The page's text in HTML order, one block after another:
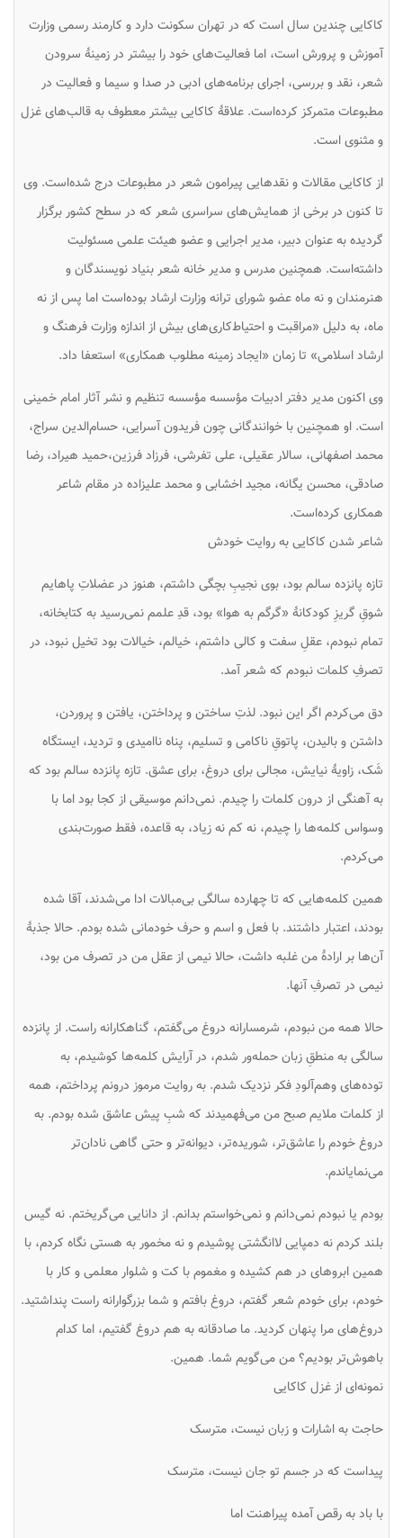
کاکایی چندین سال است که در تهران سکونت دارد و کارمند رسمی وزارت
آموزش و پرورش است، اما فعالیت‌های خود را بیشتر در زمینهٔ سرودن
شعر، نقد و بررسی، اجرای برنامه‌های ادبی در صدا و سیما و فعالیت در
مطبوعات متمرکز کرده‌است. علاقهٔ کاکایی بیشتر معطوف به قالب‌های غزل
و مثنوی است.
از کاکایی مقالات و نقدهایی پیرامون شعر در مطبوعات درج شده‌است. وی
تا کنون در برخی از همایش‌های سراسری شعر که در سطح کشور برگزار
گردیده به عنوان دبیر، مدیر اجرایی و عضو هیئت علمی مسئولیت
داشته‌است. همچنین مدرس و مدیر خانه شعر بنیاد نویسندگان و
هنرمندان و نه ماه عضو شورای ترانه وزارت ارشاد بوده‌است اما پس از نه
ماه، به دلیل «مراقبت و احتیاط‌کاری‌های بیش از اندازه وزارت فرهنگ و
ارشاد اسلامی» تا زمان «ایجاد زمینه مطلوب همکاری» استعفا داد.
وی اکنون مدیر دفتر ادبیات مؤسسه مؤسسه تنظیم و نشر آثار امام خمینی
است. او همچنین با خوانندگانی چون فریدون آسرایی، حسام‌الدین سراج،
محمد اصفهانی، سالار عقیلی، علی تفرشی، فرزاد فرزین،حمید هیراد، رضا
صادقی، محسن یگانه، مجید اخشابی و محمد علیزاده در مقام شاعر
همکاری کرده‌است.
شاعر شدن کاکایی به روایت خودش
تازه پانزده سالم بود، بوی نجیبِ بچگی داشتم، هنوز در عضلاتِ پاهایم
شوقِ گریزِ کودکانهٔ «گرگم به هوا» بود، قدِ علمم نمی‌رسید به کتابخانه،
تمام نبودم، عقلِ سفت و کالی داشتم، خیالم، خیالات بود تخیل نبود، در
تصرفِ کلمات نبودم که شعر آمد.
دق می‌کردم اگر این نبود. لذتِ ساختن و پرداختن، یافتن و پروردن،
داشتن و بالیدن، پاتوقِ ناکامی و تسلیم، پناه ناامیدی و تردید، ایستگاه
شَک، زاویهٔ نیایش، مجالی برای دروغ، برای عشق. تازه پانزده سالم بود که
به آهنگی از درون کلمات را چیدم. نمی‌دانم موسیقی از کجا بود اما با
وسواس کلمه‌ها را چیدم، نه کم نه زیاد، به قاعده، فقط صورت‌بندی
می‌کردم.
همین کلمه‌هایی که تا چهارده سالگی بی‌مبالات ادا می‌شدند، آقا شده
بودند، اعتبار داشتند. با فعل و اسم و حرف خودمانی شده بودم. حالا جذبهٔ
آن‌ها بر ارادهٔ من غلبه داشت، حالا نیمی از عقل من در تصرف من بود،
نیمی در تصرفِ آنها.
حالا همه من نبودم، شرمسارانه دروغ می‌گفتم، گناهکارانه راست. از پانزده
سالگی به منطقِ زبان حمله‌ور شدم، در آرایش کلمه‌ها کوشیدم، به
توده‌های وهم‌آلودِ فکر نزدیک شدم. به روایت مرموز درونم پرداختم، همه
از کلمات ملایم صبح من می‌فهمیدند که شبِ پیش عاشق شده بودم. به
دروغ خودم را عاشق‌تر، شوریده‌تر، دیوانه‌تر و حتی گاهی نادان‌تر
می‌نمایاندم.
بودم یا نبودم نمی‌دانم و نمی‌خواستم بدانم. از دانایی می‌گریختم. نه گیس
بلند کردم نه دمپایی لاانگشتی پوشیدم و نه مخمور به هستی نگاه کردم، با
همین ابروهای در هم کشیده و مغموم با کت و شلوار معلمی و کار با
خودم، برای خودم شعر گفتم، دروغ بافتم و شما بزرگوارانه راست پنداشتید.
دروغ‌های مرا پنهان کردید. ما صادقانه به هم دروغ گفتیم، اما کدام
باهوش‌تر بودیم؟ من می‌گویم شما. همین.
نمونه‌ای از غزل کاکایی
حاجت به اشارات و زبان نیست، مترسک
پیداست که در جسم تو جان نیست، مترسک
با باد به رقص آمده پیراهنت اما